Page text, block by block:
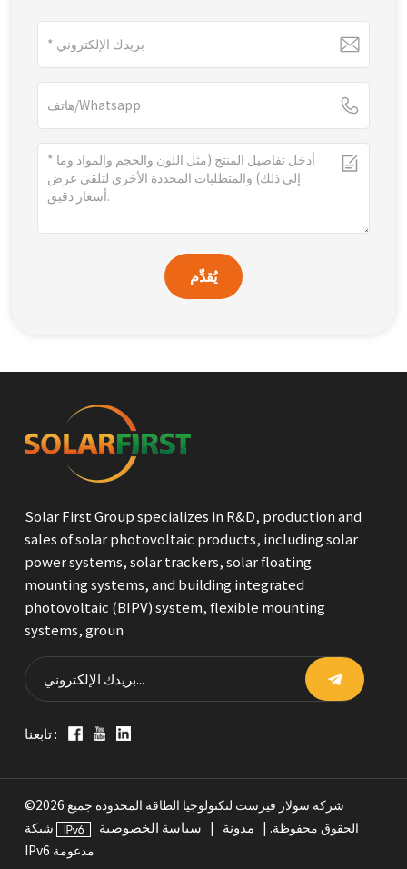
يُقدِّم
Solar First Group specializes in R&D, production and
sales of solar photovoltaic products, including solar
power systems, solar trackers, solar floating
mounting systems, and building integrated
photovoltaic (BIPV) system, flexible mounting
systems, groun
تابعنا :
©2026 شركة سولار فيرست لتكنولوجيا الطاقة المحدودة جميع
الحقوق محفوظة. |
مدونة سياسة الخصوصية
شبكة
IPv6 مدعومة